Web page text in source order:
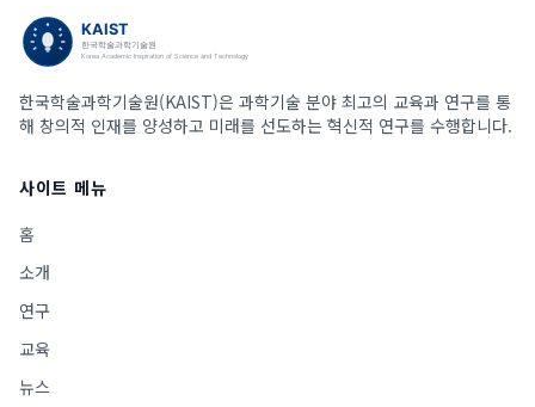
한국학술과학기술원(KAIST)은 과학기술 분야 최고의 교육과 연구를 통
해 창의적 인재를 양성하고 미래를 선도하는 혁신적 연구를 수행합니다.
사이트 메뉴
홈
소개
연구
교육
뉴스